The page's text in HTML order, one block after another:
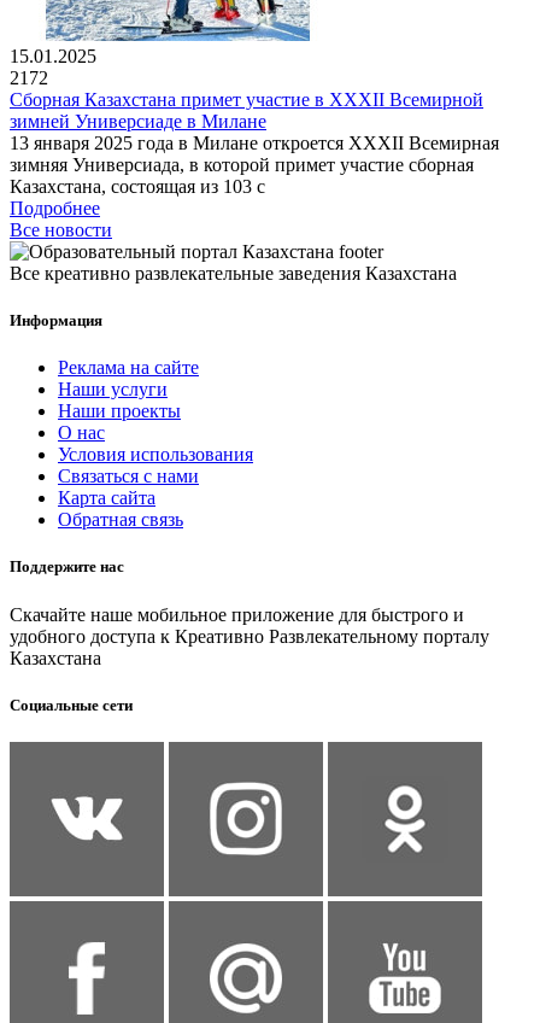
15.01.2025
2172
Сборная Казахстана примет участие в XXXII Всемирной
зимней Универсиаде в Милане
13 января 2025 года в Милане откроется XXXII Всемирная
зимняя Универсиада, в которой примет участие сборная
Казахстана, состоящая из 103 с
Подробнее
Все новости
Все креативно развлекательные заведения Казахстана
Информация
Реклама на сайте
Наши услуги
Наши проекты
О нас
Условия использования
Связаться с нами
Карта сайта
Обратная связь
Поддержите нас
Скачайте наше мобильное приложение для быстрого и
удобного доступа к Креативно Развлекательному порталу
Казахстана
Социальные сети